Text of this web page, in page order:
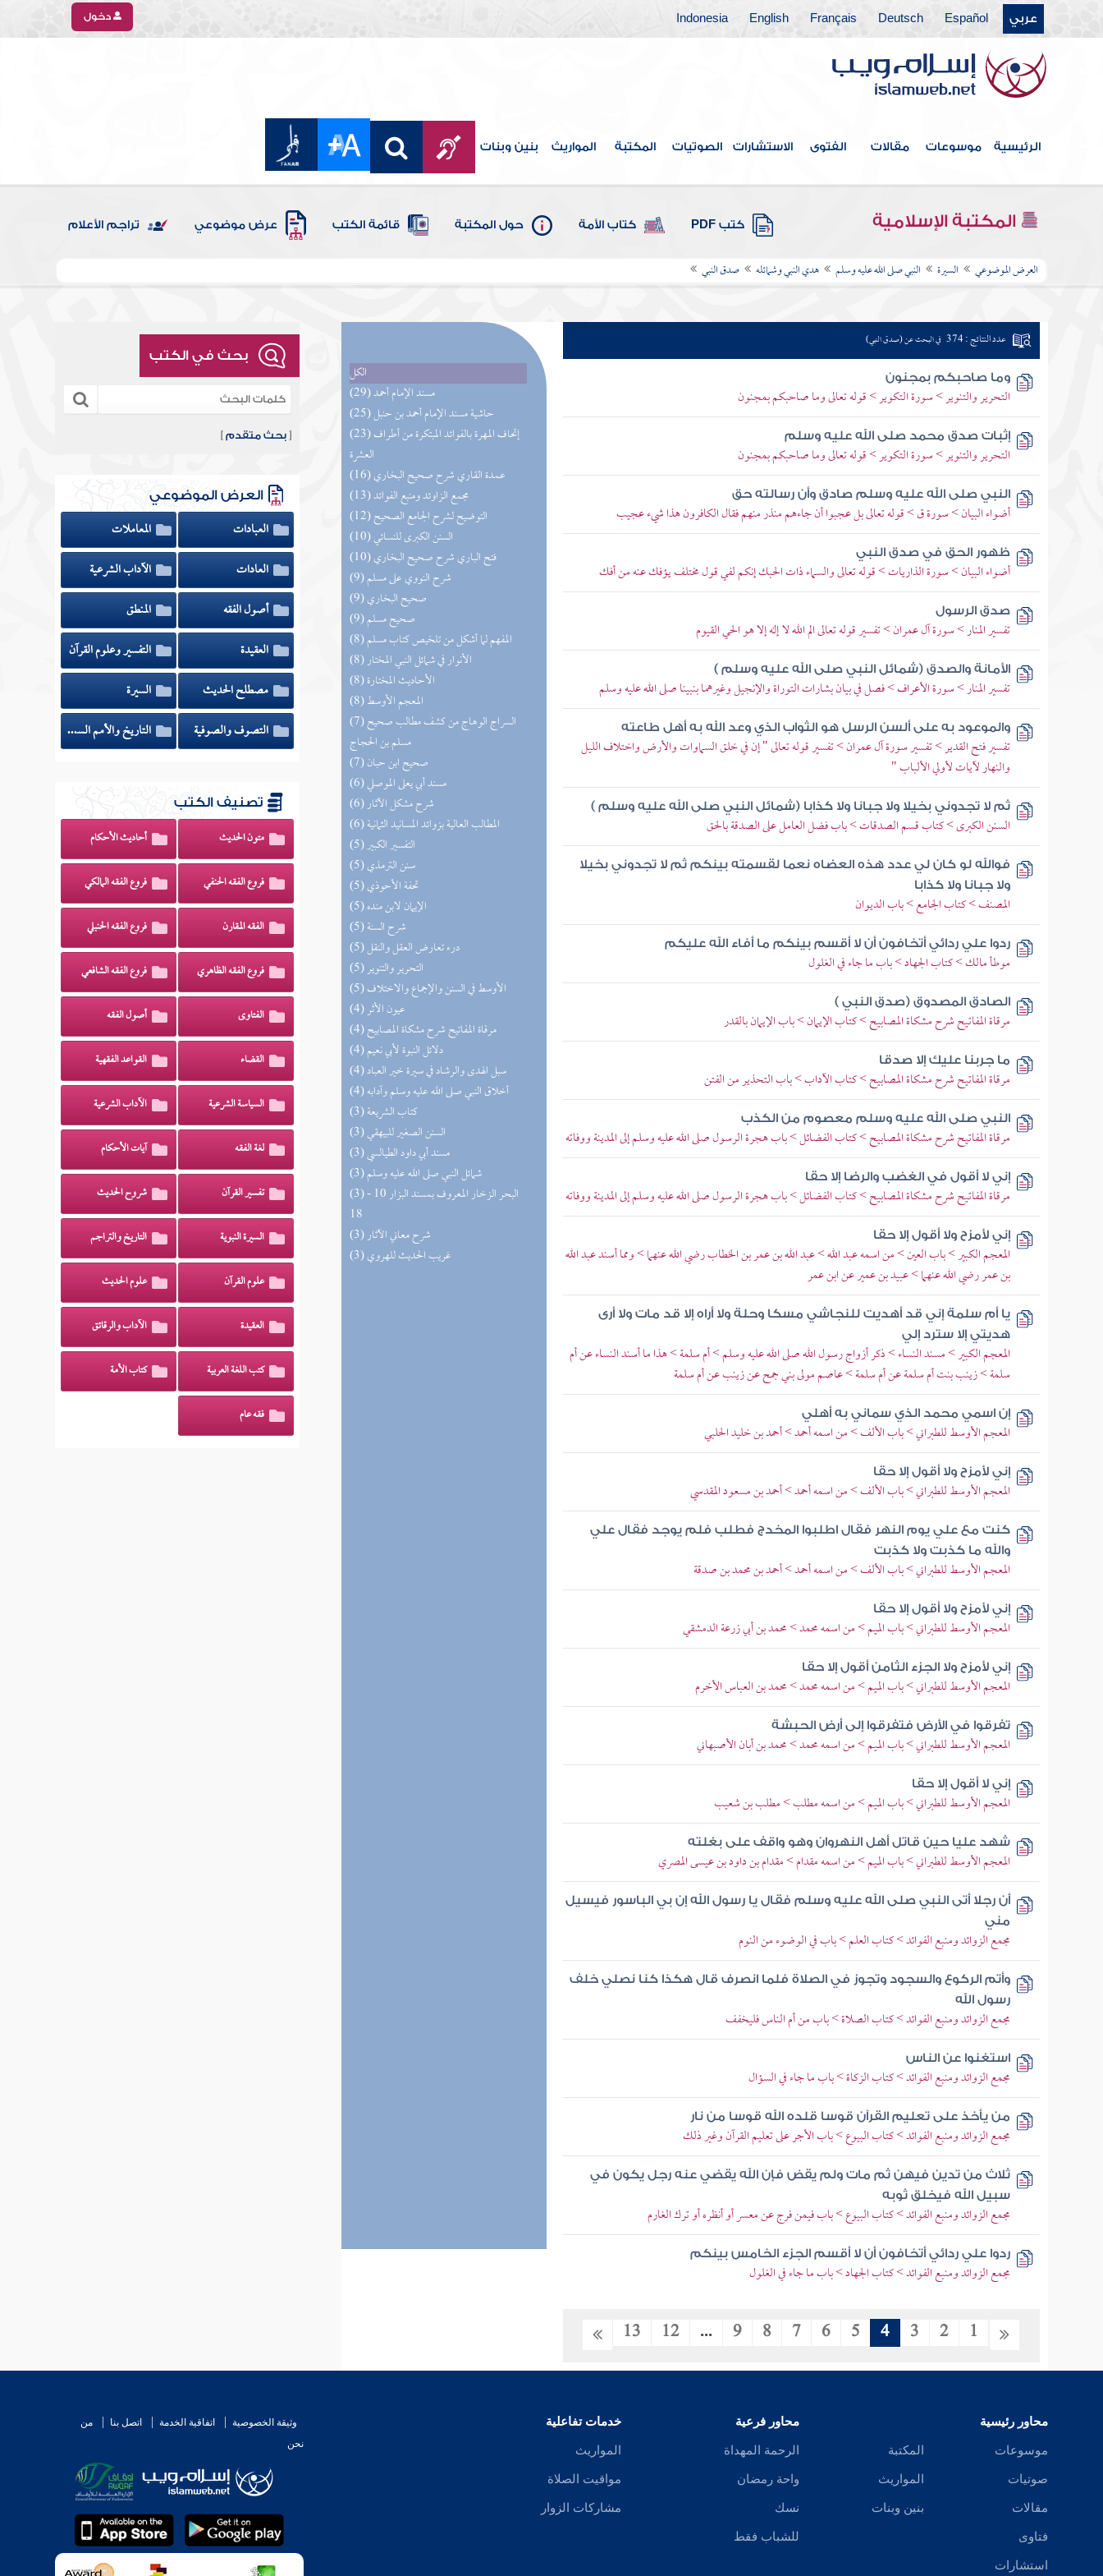
عربي Español
Deutsch
Français
English
Indonesia دخول
الرئيسية موسوعات مقالات الفتوى الاستشارات الصوتيات المكتبة المواريث بنين وبنات
المكتبة الإسلامية كتب PDF كتاب الأمة حول المكتبة قائمة الكتب عرض موضوعي تراجم الأعلام
العرض الموضوعي السيرة النبي صلى الله عليه وسلم هدي النبي وشمائله صدق النبي
الكل
(29) مسند الإمام أحمد
(25) حاشية مسند الإمام أحمد بن حنبل
(23) إتحاف المهرة بالفوائد المبتكرة من أطراف
العشرة
(16) عمدة القاري شرح صحيح البخاري
(13) مجمع الزاوئد ومنبع الفوائد
(12) التوضيح لشرح الجامع الصحيح
(10) السنن الكبرى للنسائي
(10) فتح الباري شرح صحيح البخاري
(9) شرح النووي على مسلم
(9) صحيح البخاري
(9) صحيح مسلم
(8) المفهم لما أشكل من تلخيص كتاب مسلم
(8) الأنوار في شمائل النبي المختار
(8) الأحاديث المختارة
(8) المعجم الأوسط
(7) السراج الوهاج من كشف مطالب صحيح
مسلم بن الحجاج
(7) صحيح ابن حبان
(6) مسند أبي يعلى الموصلي
(6) شرح مشكل الآثار
(6) المطالب العالية بزوائد المسانيد الثمانية
(5) التفسير الكبير
(5) سنن الترمذي
(5) تحفة الأحوذي
(5) الإيمان لابن منده
(5) شرح السنة
(5) درء تعارض العقل والنقل
(5) التحرير والتنوير
(5) الأوسط في السنن والإجماع والاختلاف
(4) عيون الأثر
(4) مرقاة المفاتيح شرح مشكاة المصابيح
(4) دلائل النبوة لأبي نعيم
(4) سبل الهدى والرشاد في سيرة خير العباد
(4) أخلاق النبي صلى الله عليه وسلم وآدابه
(3) كتاب الشريعة
(3) السنن الصغير للبيهقي
(3) مسند أبي داود الطيالسي
(3) شمائل النبي صلى الله عليه وسلم
(3) البحر الزخار المعروف بمسند البزار 10 -
18
(3) شرح معاني الآثار
(3) غريب الحديث للهروي
عدد النتائج : 374 في البحث عن (صدق النبي)
وما صاحبكم بمجنون
التحرير والتنوير > سورة التكوير > قوله تعالى وما صاحبكم بمجنون
إثبات صدق محمد صلى الله عليه وسلم
التحرير والتنوير > سورة التكوير > قوله تعالى وما صاحبكم بمجنون
النبي صلى الله عليه وسلم صادق وأن رسالته حق
أضواء البيان > سورة ق > قوله تعالى بل عجبوا أن جاءهم منذر منهم فقال الكافرون هذا شيء عجيب
ظهور الحق في صدق النبي
أضواء البيان > سورة الذاريات > قوله تعالى والسماء ذات الحبك إنكم لفي قول مختلف يؤفك عنه من أفك
صدق الرسول
تفسير المنار > سورة آل عمران > تفسير قوله تعالى الم الله لا إله إلا هو الحي القيوم
الأمانة والصدق (شمائل النبي صلى الله عليه وسلم )
تفسير المنار > سورة الأعراف > فصل في بيان بشارات التوراة والإنجيل وغيرهما بنبينا صلى الله عليه وسلم
والموعود به على ألسن الرسل هو الثواب الذي وعد الله به أهل طاعته
تفسير فتح القدير > تفسير سورة آل عمران > تفسير قوله تعالى " إن في خلق السماوات والأرض واختلاف الليل
والنهار لآيات لأولي الألباب "
ثم لا تجدوني بخيلا ولا جبانا ولا كذابا (شمائل النبي صلى الله عليه وسلم )
السنن الكبرى > كتاب قسم الصدقات > باب فضل العامل على الصدقة بالحق
فوالله لو كان لي عدد هذه العضاه نعما لقسمته بينكم ثم لا تجدوني بخيلا
ولا جبانا ولا كذابا
المصنف > كتاب الجامع > باب الديوان
ردوا علي ردائي أتخافون أن لا أقسم بينكم ما أفاء الله عليكم
موطأ مالك > كتاب الجهاد > باب ما جاء في الغلول
الصادق المصدوق (صدق النبي )
مرقاة المفاتيح شرح مشكاة المصابيح > كتاب الإيمان > باب الإيمان بالقدر
ما جربنا عليك إلا صدقا
مرقاة المفاتيح شرح مشكاة المصابيح > كتاب الآداب > باب التحذير من الفتن
النبي صلى الله عليه وسلم معصوم من الكذب
مرقاة المفاتيح شرح مشكاة المصابيح > كتاب الفضائل > باب هجرة الرسول صلى الله عليه وسلم إلى المدينة ووفاته
إني لا أقول في الغضب والرضا إلا حقا
مرقاة المفاتيح شرح مشكاة المصابيح > كتاب الفضائل > باب هجرة الرسول صلى الله عليه وسلم إلى المدينة ووفاته
إني لأمزح ولا أقول إلا حقا
المعجم الكبير > باب العين > من اسمه عبد الله > عبد الله بن عمر بن الخطاب رضي الله عنهما > ومما أسند عبد الله
بن عمر رضي الله عنهما > عبيد بن عمير عن ابن عمر
يا أم سلمة إني قد أهديت للنجاشي مسكا وحلة ولا أراه إلا قد مات ولا أرى
هديتي إلا سترد إلي
المعجم الكبير > مسند النساء > ذكر أزواج رسول الله صلى الله عليه وسلم > أم سلمة > هذا ما أسند النساء عن أم
سلمة > زينب بنت أم سلمة عن أم سلمة > عاصم مولى بني جمح عن زينب عن أم سلمة
إن اسمي محمد الذي سماني به أهلي
المعجم الأوسط للطبراني > باب الألف > من اسمه أحمد > أحمد بن خليد الحلبي
إني لأمزح ولا أقول إلا حقا
المعجم الأوسط للطبراني > باب الألف > من اسمه أحمد > أحمد بن مسعود المقدسي
كنت مع علي يوم النهر فقال اطلبوا المخدج فطلب فلم يوجد فقال علي
والله ما كذبت ولا كذبت
المعجم الأوسط للطبراني > باب الألف > من اسمه أحمد > أحمد بن محمد بن صدقة
إني لأمزح ولا أقول إلا حقا
المعجم الأوسط للطبراني > باب الميم > من اسمه محمد > محمد بن أبي زرعة الدمشقي
إني لأمزح ولا الجزء الثامن أقول إلا حقا
المعجم الأوسط للطبراني > باب الميم > من اسمه محمد > محمد بن العباس الأخرم
تفرقوا في الأرض فتفرقوا إلى أرض الحبشة
المعجم الأوسط للطبراني > باب الميم > من اسمه محمد > محمد بن أبان الأصبهاني
إني لا أقول إلا حقا
المعجم الأوسط للطبراني > باب الميم > من اسمه مطلب > مطلب بن شعيب
شهد عليا حين قاتل أهل النهروان وهو واقف على بغلته
المعجم الأوسط للطبراني > باب الميم > من اسمه مقدام > مقدام بن داود بن عيسى المصري
أن رجلا أتى النبي صلى الله عليه وسلم فقال يا رسول الله إن بي الباسور فيسيل
مني
مجمع الزوائد ومنبع الفوائد > كتاب العلم > باب في الوضوء من النوم
وأتم الركوع والسجود وتجوز في الصلاة فلما انصرف قال هكذا كنا نصلي خلف
رسول الله
مجمع الزوائد ومنبع الفوائد > كتاب الصلاة > باب من أم الناس فليخفف
استغنوا عن الناس
مجمع الزوائد ومنبع الفوائد > كتاب الزكاة > باب ما جاء في السؤال
من يأخذ على تعليم القرآن قوسا قلده الله قوسا من نار
مجمع الزوائد ومنبع الفوائد > كتاب البيوع > باب الأجر على تعليم القرآن وغير ذلك
ثلاث من تدين فيهن ثم مات ولم يقض فإن الله يقضي عنه رجل يكون في
سبيل الله فيخلق ثوبه
مجمع الزوائد ومنبع الفوائد > كتاب البيوع > باب فيمن فرج عن معسر أو أنظره أو ترك الغارم
ردوا علي ردائي أتخافون أن لا أقسم الجزء الخامس بينكم
مجمع الزوائد ومنبع الفوائد > كتاب الجهاد > باب ما جاء في الغلول
1
2
3
4
5
6
7
8
9
...
12
13
بحث في الكتب
[بحث متقدم ]
العرض الموضوعي
العبادات
المعاملات
العادات
الآداب الشرعية
أصول الفقه
المنطق
العقيدة
التفسير وعلوم القرآن
مصطلح الحديث
السيرة
التصوف والصوفية
التاريخ والأمم السابقة
تصنيف الكتب
متون الحديث أحاديث الأحكام
فروع الفقه الحنفي فروع الفقه المالكي
الفقه المقارن فروع الفقه الحنبلي
فروع الفقه الظاهري فروع الفقه الشافعي
الفتاوى أصول الفقه
القضاء القواعد الفقهية
السياسة الشرعية الآداب الشرعية
لغة الفقه آيات الأحكام
تفسير القرآن شروح الحديث
السيرة النبوية التاريخ والتراجم
علوم القرآن علوم الحديث
العقيدة الآداب والرقائق
كتب اللغة العربية كتاب الأمة
فقه عام
محاور رئيسية
موسوعات
صوتيات
مقالات
فتاوى
استشارات
المكتبة
المواريث
بنين وبنات
محاور فرعية
الرحمة المهداة
واحة رمضان
نسك
للشباب فقط
خدمات تفاعلية
المواريث
مواقيت الصلاة
مشاركات الزوار
وثيقة الخصوصية اتفاقية الخدمة اتصل بنا
من
نحن